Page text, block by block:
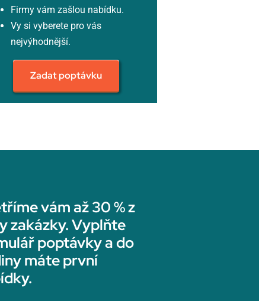
Firmy vám zašlou nabídku.
Vy si vyberete pro vás
nejvýhodnější.
Zadat poptávku
vám až 30 % z
zakázky. Vyplňte
poptávky a do
máte první